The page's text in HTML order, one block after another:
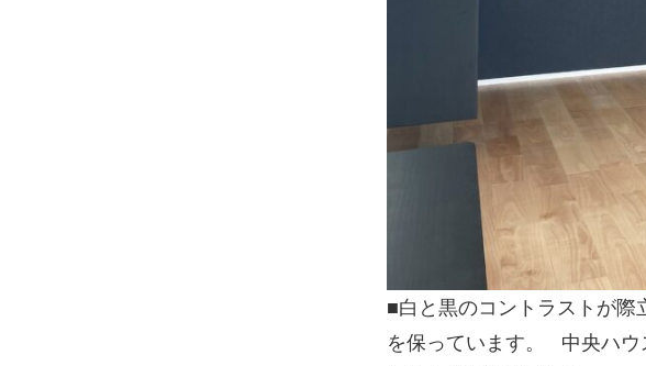
■白と黒のコントラストが際
を保っています。
中央ハウ